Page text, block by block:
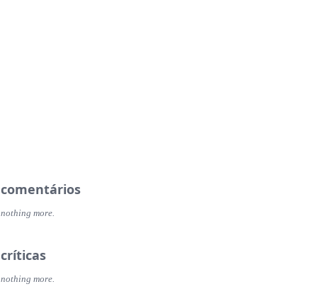
comentários
nothing more.
críticas
nothing more.